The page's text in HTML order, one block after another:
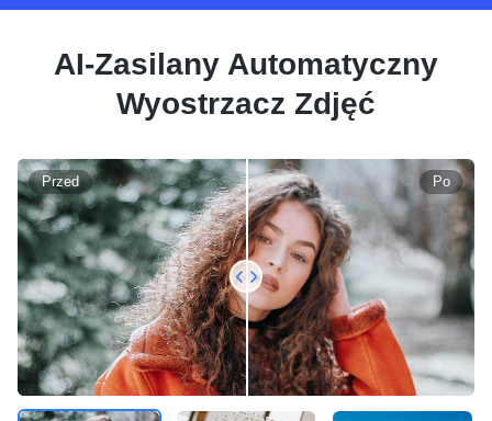
AI-Zasilany Automatyczny
Wyostrzacz Zdjęć
Przed Po